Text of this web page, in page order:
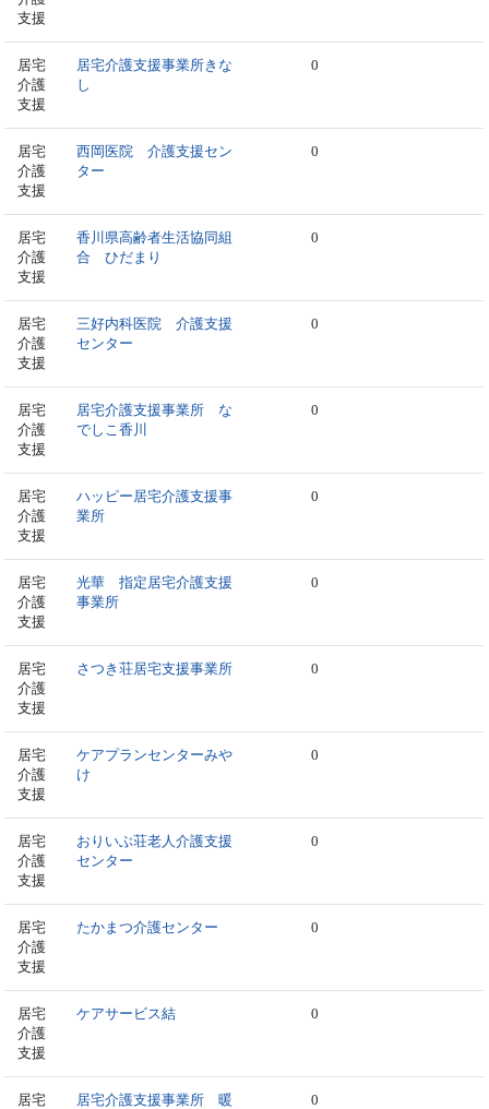
支援
居宅
介護
支援
居宅介護支援事業所きな
し
0
居宅
介護
支援
西岡医院 介護支援セン
ター
0
居宅
介護
支援
香川県高齢者生活協同組
合 ひだまり
0
居宅
介護
支援
三好内科医院 介護支援
センター
0
居宅
介護
支援
居宅介護支援事業所 な
でしこ香川
0
居宅
介護
支援
ハッピー居宅介護支援事
業所
0
居宅
介護
支援
光華 指定居宅介護支援
事業所
0
居宅
介護
支援
さつき荘居宅支援事業所 0
居宅
介護
支援
ケアプランセンターみや
け
0
居宅
介護
支援
おりいぶ荘老人介護支援
センター
0
居宅
介護
支援
たかまつ介護センター 0
居宅
介護
支援
ケアサービス結 0
居宅
居宅介護支援事業所 暖
0